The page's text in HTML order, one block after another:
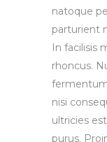
natoque
parturient
In facilisis
rhoncus.
nisi
ultricies
purus.